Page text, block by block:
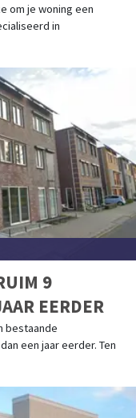
om je woning een
in
9
EERDER
bestaande
een jaar eerder. Ten